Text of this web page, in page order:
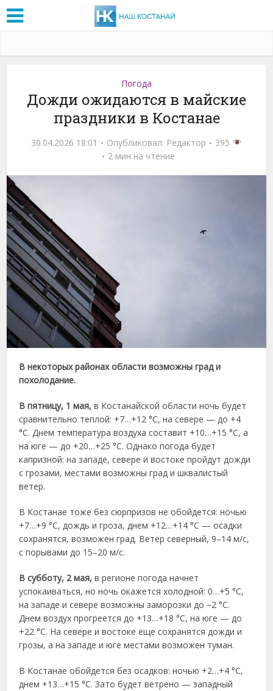
Погода
Дожди ожидаются в майские
праздники в Костанае
30.04.2026 18:01 Опубликовал: Редактор
395
2 мин на чтение
В некоторых районах области возможны град и
похолодание.
В пятницу, 1 мая, в Костанайской области ночь будет
сравнительно теплой: +7…+12 °C, на севере — до +4
°C. Днем температура воздуха составит +10…+15 °C, а
на юге — до +20…+25 °C. Однако погода будет
капризной: на западе, севере и востоке пройдут дожди
с грозами, местами возможны град и шквалистый
ветер.
В Костанае тоже без сюрпризов не обойдется: ночью
+7…+9 °C, дождь и гроза, днем +12…+14 °C — осадки
сохранятся, возможен град. Ветер северный, 9–14 м/с,
с порывами до 15–20 м/с.
В субботу, 2 мая, в регионе погода начнет
успокаиваться, но ночь окажется холодной: 0…+5 °C,
на западе и севере возможны заморозки до −2 °C.
Днем воздух прогреется до +13…+18 °C, на юге — до
+22 °C. На севере и востоке еще сохранятся дожди и
грозы, а на западе и юге местами возможен туман.
В Костанае обойдется без осадков: ночью +2…+4 °C,
днем +13…+15 °C. Зато будет ветрено — западный